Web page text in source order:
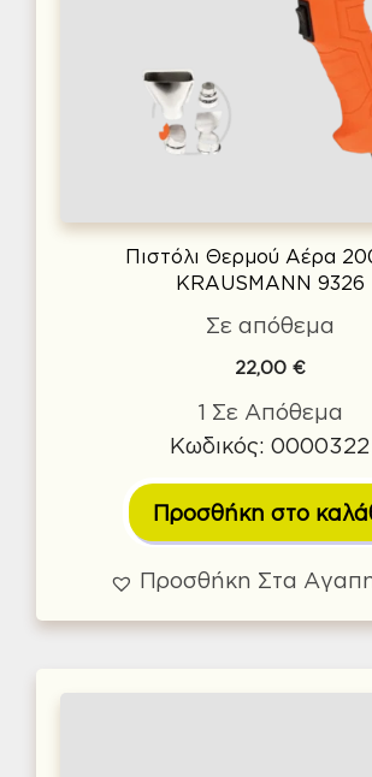
Πιστόλι Θερμού Αέρα
KRAUSMANN 9326
Σε απόθεμα
22,00 €
1 Σε Απόθεμα
Κωδικός: 0000322
Προσθήκη στο
Προσθήκη Στα